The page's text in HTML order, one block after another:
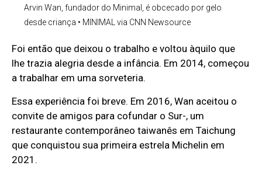
Arvin Wan, fundador do Minimal, é obcecado por gelo
desde criança • MINIMAL via CNN Newsource
Foi então que deixou o trabalho e voltou àquilo que
lhe trazia alegria desde a infância. Em 2014, começou
a trabalhar em uma sorveteria.
Essa experiência foi breve. Em 2016, Wan aceitou o
convite de amigos para cofundar o Sur-, um
restaurante contemporâneo taiwanês em Taichung
que conquistou sua primeira estrela Michelin em
2021.